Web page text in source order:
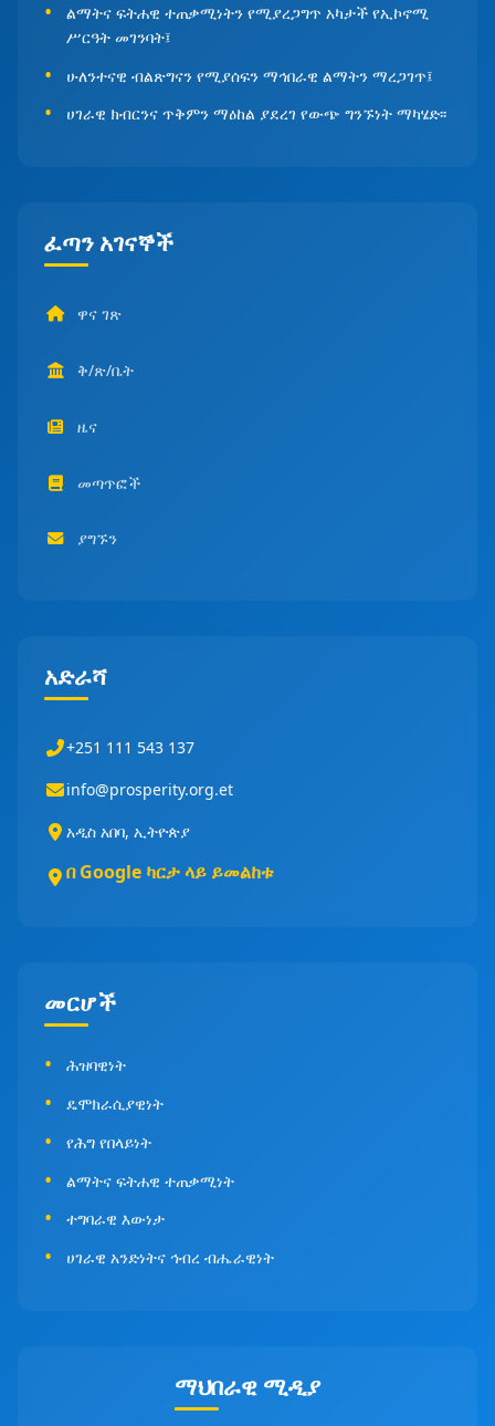
ልማትና ፍትሐዊ ተጠቃሚነትን የሚያረጋግጥ አካታች የኢኮኖሚ
ሥርዓት መገንባት፤
ሁለንተናዊ ብልጽግናን የሚያሰፍን ማኅበራዊ ልማትን ማረጋገጥ፤
ሀገራዊ ክብርንና ጥቅምን ማዕከል ያደረገ የውጭ ግንኙነት ማካሄድ፡፡
ፈጣን አገናኞች
ዋና ገጽ
ቅ/ጽ/ቤት
ዜና
መጣጥፎች
ያግኙን
አድራሻ
+251 111 543 137
info@prosperity.org.et
አዲስ አበባ, ኢትዮጵያ
በ Google ካርታ ላይ ይመልከቱ
መርሆች
ሕዝባዊነት
ዴሞክራሲያዊነት
የሕግ የበላይነት
ልማትና ፍትሐዊ ተጠቃሚነት
ተግባራዊ እውነታ
ሀገራዊ አንድነትና ኅብረ ብሔራዊነት
ማህበራዊ ሚዲያ